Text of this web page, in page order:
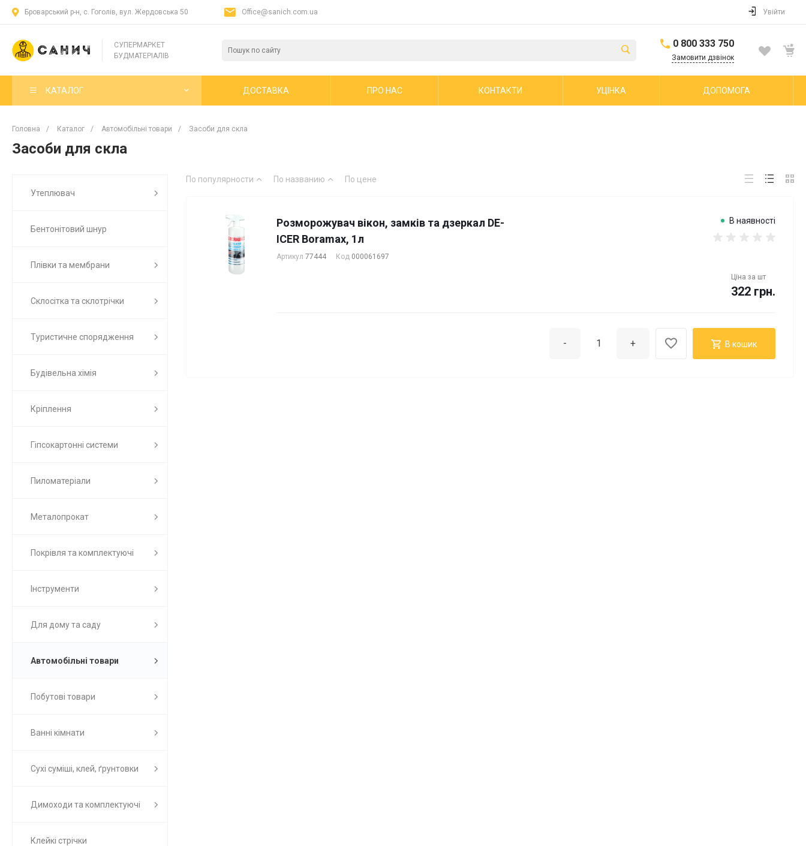
Броварський р-н, с. Гоголів, вул. Жердовська 50 Office@sanich.com.ua Увійти
СУПЕРМАРКЕТ
БУДМАТЕРІАЛІВ
0 800 333 750
Замовити дзвінок
КАТАЛОГ ДОСТАВКА ПРО НАС КОНТАКТИ УЦІНКА ДОПОМОГА
Головна / Каталог / Автомобільні товари / Засоби для скла
Засоби для скла
Утеплювач
Бентонітовий шнур
Плівки та мембрани
Склосітка та склотрічки
Туристичне спорядження
Будівельна хімія
Кріплення
Гіпсокартонні системи
Пиломатеріали
Металопрокат
Покрівля та комплектуючі
Інструменти
Для дому та саду
Автомобільні товари
Побутові товари
Ванні кімнати
Сухі суміші, клей, ґрунтовки
Димоходи та комплектуючі
Клейкі стрічки
По популярности По названию По цене
Розморожувач вікон, замків та дзеркал DE-
ICER Boramax, 1л
Артикул 77444 Код 000061697
В наявності
Ціна за шт
322 грн.
- + В кошик